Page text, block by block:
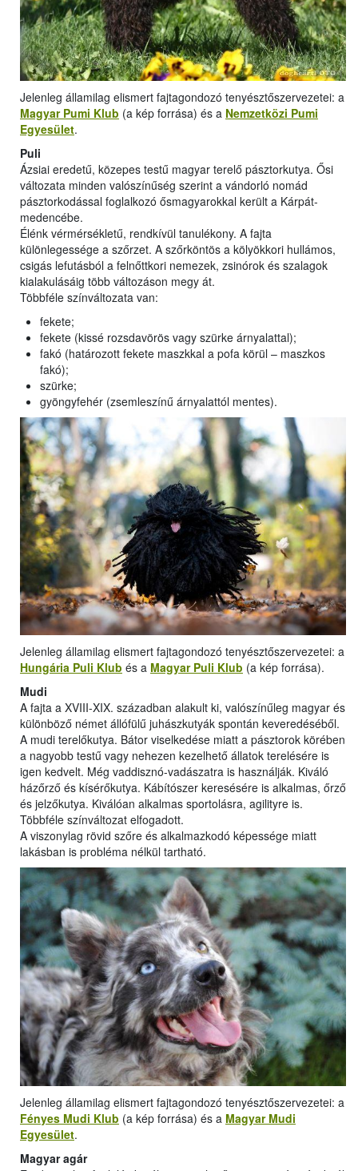
Jelenleg államilag elismert fajtagondozó tenyésztőszervezetei: a
Magyar Pumi Klub (a kép forrása) és a Nemzetközi Pumi
Egyesület.
Puli
Ázsiai eredetű, közepes testű magyar terelő pásztorkutya. Ősi
változata minden valószínűség szerint a vándorló nomád
pásztorkodással foglalkozó ősmagyarokkal került a Kárpát-
medencébe.
Élénk vérmérsékletű, rendkívül tanulékony. A fajta
különlegessége a szőrzet. A szőrköntös a kölyökkori hullámos,
csigás lefutásból a felnőttkori nemezek, zsinórok és szalagok
kialakulásáig több változáson megy át.
Többféle színváltozata van:
fekete;
fekete (kissé rozsdavörös vagy szürke árnyalattal);
fakó (határozott fekete maszkkal a pofa körül – maszkos
fakó);
szürke;
gyöngyfehér (zsemleszínű árnyalattól mentes).
Jelenleg államilag elismert fajtagondozó tenyésztőszervezetei: a
Hungária Puli Klub és a Magyar Puli Klub (a kép forrása).
Mudi
A fajta a XVIII-XIX. században alakult ki, valószínűleg magyar és
különböző német állófülű juhászkutyák spontán keveredéséből.
A mudi terelőkutya. Bátor viselkedése miatt a pásztorok körében
a nagyobb testű vagy nehezen kezelhető állatok terelésére is
igen kedvelt. Még vaddisznó-vadászatra is használják. Kiváló
házőrző és kísérőkutya. Kábítószer keresésére is alkalmas, őrző
és jelzőkutya. Kiválóan alkalmas sportolásra, agilityre is.
Többféle színváltozat elfogadott.
A viszonylag rövid szőre és alkalmazkodó képessége miatt
lakásban is probléma nélkül tartható.
Jelenleg államilag elismert fajtagondozó tenyésztőszervezetei: a
Fényes Mudi Klub (a kép forrása) és a Magyar Mudi
Egyesület.
Magyar agár